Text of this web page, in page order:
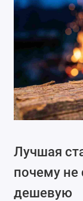
Лучшая
почему не
дешевую